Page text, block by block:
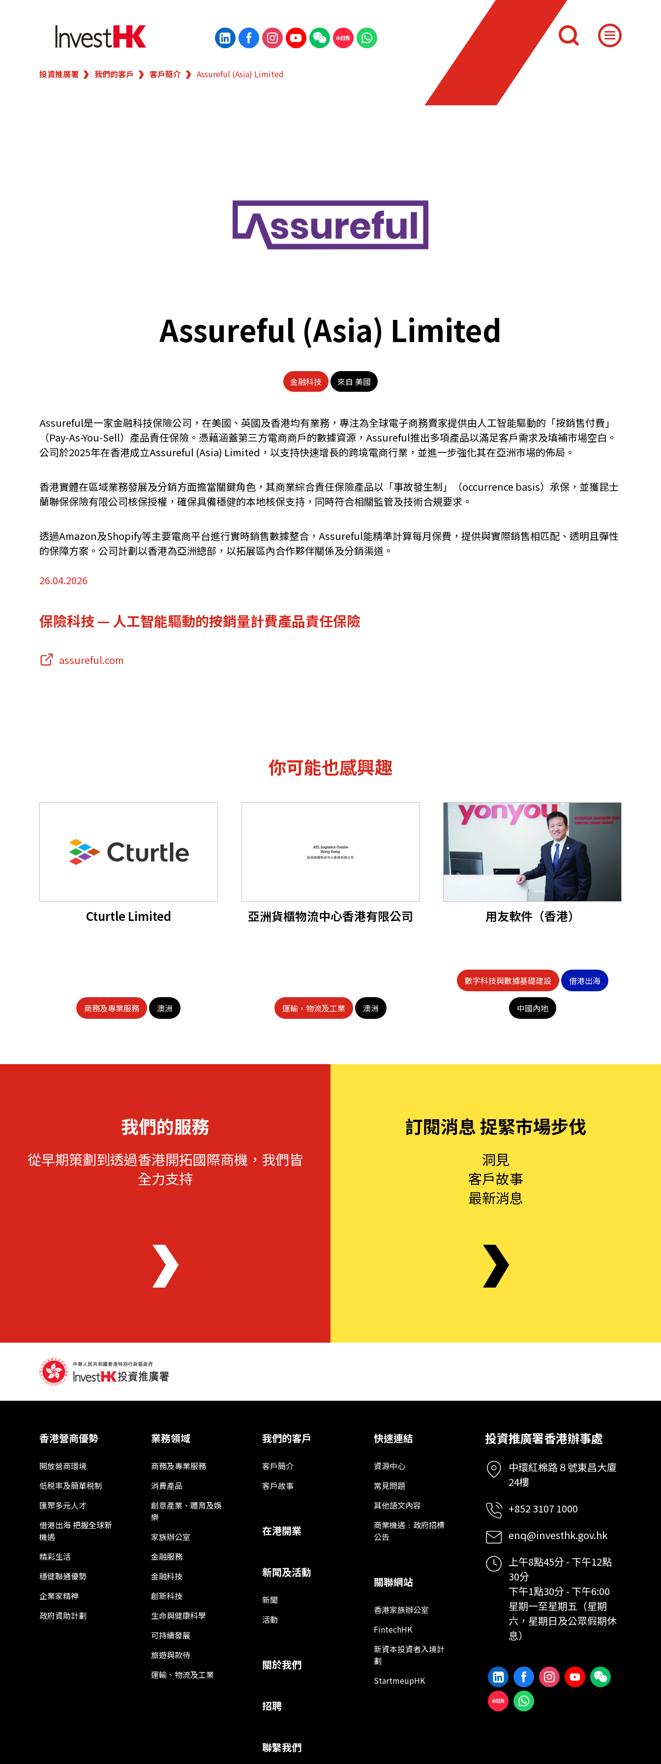
繁 简
快速連結
香港家族辦公室 FintechHK 新資本投資者入境計劃 StartmeupHK
投資推廣署 我們的客戶 客戶簡介 Assureful (Asia) Limited
Assureful (Asia) Limited
金融科技 來自 美國
Assureful是一家金融科技保險公司，在美國、英國及香港均有業務，專注為全球電子商務賣家提供由人工智能驅動的「按銷售付費」
（Pay-As-You-Sell）產品責任保險。憑藉涵蓋第三方電商商戶的數據資源，Assureful推出多項產品以滿足客戶需求及填補市場空白。
公司於2025年在香港成立Assureful (Asia) Limited，以支持快速增長的跨境電商行業，並進一步強化其在亞洲市場的佈局。
香港實體在區域業務發展及分銷方面擔當關鍵角色，其商業綜合責任保險產品以「事故發生制」（occurrence basis）承保，並獲昆士
蘭聯保保險有限公司核保授權，確保具備穩健的本地核保支持，同時符合相關監管及技術合規要求。
透過Amazon及Shopify等主要電商平台進行實時銷售數據整合，Assureful能精準計算每月保費，提供與實際銷售相匹配、透明且彈性
的保障方案。公司計劃以香港為亞洲總部，以拓展區內合作夥伴關係及分銷渠道。
26.04.2026
保險科技 — 人工智能驅動的按銷量計費產品責任保險
assureful.com
你可能也感興趣
Cturtle Limited
商務及專業服務 澳洲
亞洲貨櫃物流中心香港有限公司
運輸，物流及工業 澳洲
用友軟件（香港）
數字科技與數據基礎建設 借港出海
中國內地
我們的服務
從早期策劃到透過香港開拓國際商機，我們皆
全力支持
訂閱消息 捉緊市場步伐
洞見
客戶故事
最新消息
香港營商優勢
開放營商環境
低税率及簡單税制
匯聚多元人才
借港出海 把握全球新
機遇
精彩生活
穩健聯通優勢
企業家精神
政府資助計劃
業務領域
商務及專業服務
消費產品
創意產業、體育及娛
樂
家族辦公室
金融服務
金融科技
創新科技
生命與健康科學
可持續發展
旅遊與款待
運輸、物流及工業
我們的客戶
客戶簡介
客戶故事
在港開業
新聞及活動
新聞
活動
關於我們
招聘
聯繫我們
快速連結
資源中心
常見問題
其他語文內容
商業機遇﹕政府招標
公告
關聯網站
香港家族辦公室
FintechHK
新資本投資者入境計
劃
StartmeupHK
投資推廣署香港辦事處
中環紅棉路８號東昌大廈
24樓
+852 3107 1000
enq@investhk.gov.hk
上午8點45分 - 下午12點
30分
下午1點30分 - 下午6:00
星期一至星期五（星期
六，星期日及公眾假期休
息）